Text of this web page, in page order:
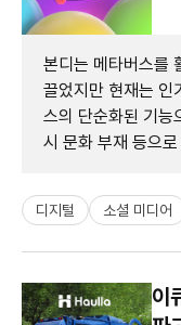
본디는 메타버스를
끌었지만 현재는 인
스의 단순화된 기능
시 문화 부재 등으
디지털 소셜 미디어
이